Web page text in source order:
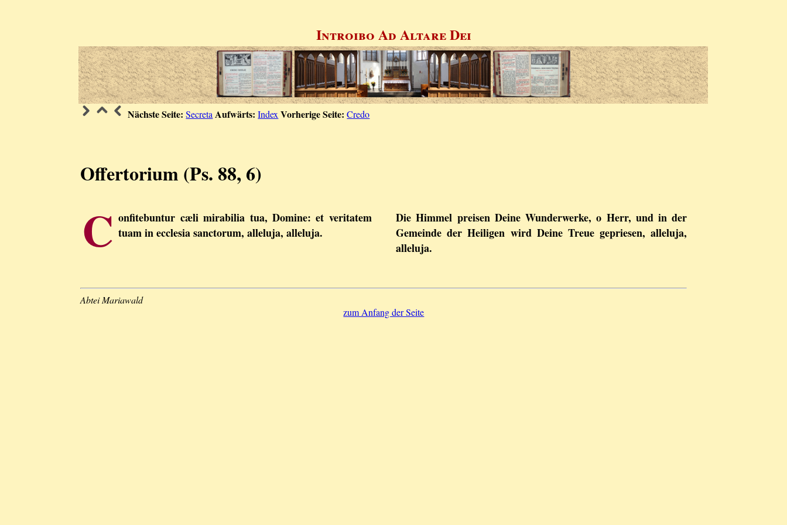
Introibo Ad Altare Dei
Nächste Seite: Secreta Aufwärts: Index Vorherige Seite: Credo
Offertorium (Ps. 88, 6)
C onfitebuntur cæli mirabilia tua, Domine: et veritatem
tuam in ecclesia sanctorum, alleluja, alleluja.
Die Himmel preisen Deine Wunderwerke, o Herr, und in der
Gemeinde der Heiligen wird Deine Treue gepriesen, alleluja,
alleluja.
Abtei Mariawald
zum Anfang der Seite